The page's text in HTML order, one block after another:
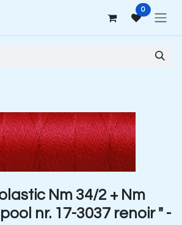
0
Nm 34/2 + Nm
nr. 17-3037 renoir " -